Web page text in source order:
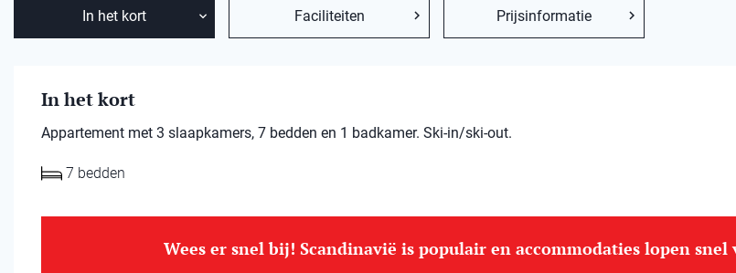
In het kort Faciliteiten Prijsinformatie
In het kort
Appartement met 3 slaapkamers, 7 bedden en 1 badkamer. Ski-in/ski-out.
7 bedden
Wees er snel bij! Scandinavië is populair en accommodaties lopen snel